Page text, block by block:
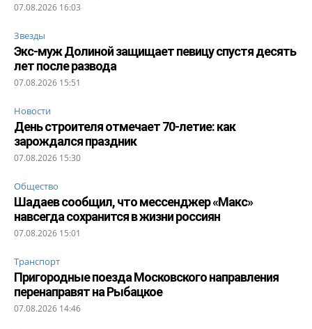
07.08.2026 16:03
Звезды
Экс-муж Долиной защищает певицу спустя десять
лет после развода
07.08.2026 15:51
Новости
День строителя отмечает 70-летие: как
зарождался праздник
07.08.2026 15:30
Общество
Шадаев сообщил, что мессенджер «Макс»
навсегда сохранится в жизни россиян
07.08.2026 15:01
Транспорт
Пригородные поезда Московского направления
перенаправят на Рыбацкое
07.08.2026 14:46